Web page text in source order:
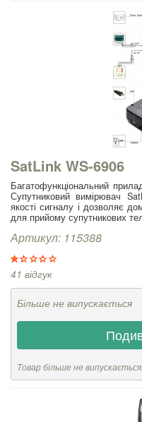
SatLink WS-6906
Багатофункціональний
Супутниковий вимірювач
якості сигналу і дозволяє
для прийому супутникових
Артикул: 115388
41 відгук
Більше не випускається
Товар більше не